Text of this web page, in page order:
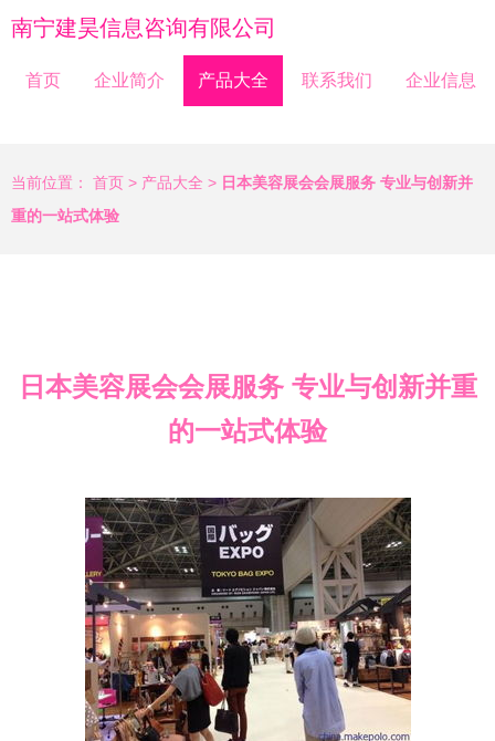
南宁建昊信息咨询有限公司
首页 企业简介 产品大全 联系我们 企业信息
当前位置： 首页 > 产品大全 > 日本美容展会会展服务 专业与创新并
重的一站式体验
日本美容展会会展服务 专业与创新并重
的一站式体验